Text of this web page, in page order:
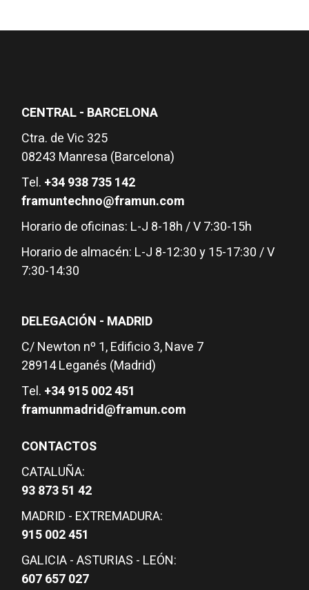
CENTRAL - BARCELONA
Ctra. de Vic 325
08243 Manresa (Barcelona)
Tel. +34 938 735 142
framuntechno@framun.com
Horario de oficinas: L-J 8-18h / V 7:30-15h
Horario de almacén: L-J 8-12:30 y 15-17:30 / V
7:30-14:30
DELEGACIÓN - MADRID
C/ Newton nº 1, Edificio 3, Nave 7
28914 Leganés (Madrid)
Tel. +34 915 002 451
framunmadrid@framun.com
CONTACTOS
CATALUÑA:
93 873 51 42
MADRID - EXTREMADURA:
915 002 451
GALICIA - ASTURIAS - LEÓN:
607 657 027